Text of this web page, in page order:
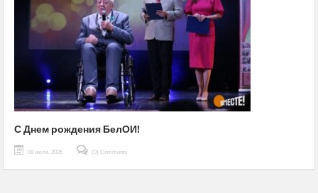
С Днем рождения БелОИ!
08 июля, 2026 (0) Comments